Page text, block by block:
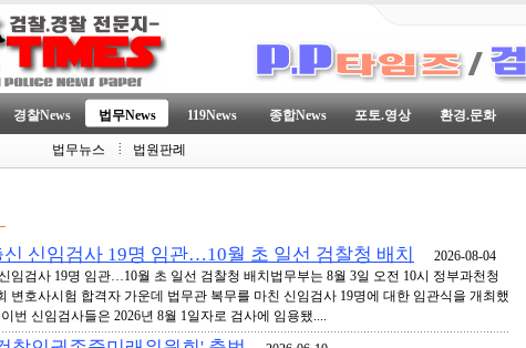
경찰News 법무News 119News 종합News 포토.영상 환경.문화
법무뉴스 법원판례
신 신임검사 19명 임관…10월 초 일선 검찰청 배치
2026-08-04
임검사 19명 임관…10월 초 일선 검찰청 배치법무부는 8월 3일 오전 10시 정부과천청
변호사시험 합격자 가운데 법무관 복무를 마친 신임검사 19명에 대한 임관식을 개최했
번 신임검사들은 2026년 8월 1일자로 검사에 임용됐....